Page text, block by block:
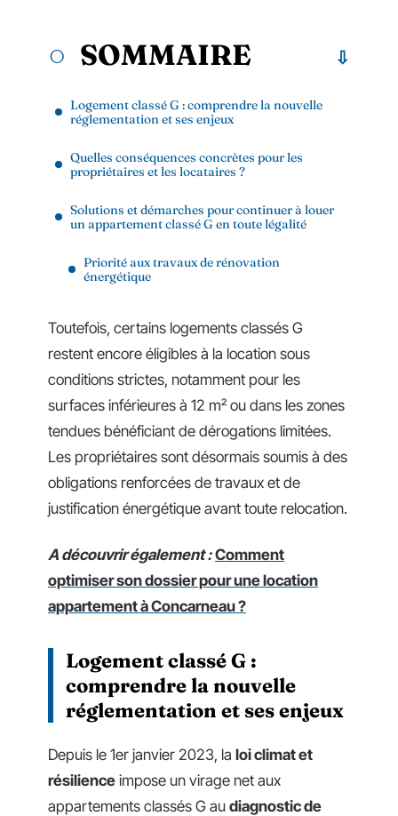
SOMMAIRE
Logement classé G : comprendre la nouvelle
réglementation et ses enjeux
Quelles conséquences concrètes pour les
propriétaires et les locataires ?
Solutions et démarches pour continuer à louer
un appartement classé G en toute légalité
Priorité aux travaux de rénovation
énergétique
Toutefois, certains logements classés G
restent encore éligibles à la location sous
conditions strictes, notamment pour les
surfaces inférieures à 12 m² ou dans les zones
tendues bénéficiant de dérogations limitées.
Les propriétaires sont désormais soumis à des
obligations renforcées de travaux et de
justification énergétique avant toute relocation.
A découvrir également : Comment
optimiser son dossier pour une location
appartement à Concarneau ?
Logement classé G :
comprendre la nouvelle
réglementation et ses enjeux
Depuis le 1er janvier 2023, la loi climat et
résilience impose un virage net aux
appartements classés G au diagnostic de